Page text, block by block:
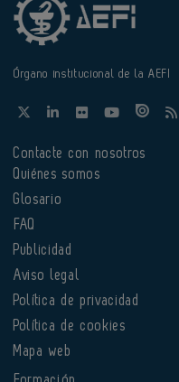
Órgano institucional de la AEFI
Contacte con nosotros
Quiénes somos
Glosario
FAQ
Publicidad
Aviso legal
Política de privacidad
Política de cookies
Mapa web